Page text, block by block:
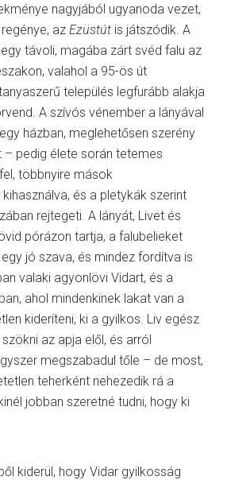
nagyjából ugyanoda vezet,
az Ezüstút is játszódik. A
távoli, magába zárt svéd falu az
valahol a 95-ös út
település legfurább alakja
A szívós vénember a lányával
házban, meglehetősen szerény
pedig élete során tetemes
többnyire mások
és a pletykák szerint
rejtegeti. A lányát, Livet és
pórázon tartja, a falubelieket
jó szava, és mindez fordítva is
valaki agyonlövi Vidart, és a
ahol mindenkinek lakat van a
kideríteni, ki a gyilkos. Liv egész
az apja elől, és arról
megszabadul tőle – de most,
teherként nehezedik rá a
jobban szeretné tudni, hogy ki
kiderül, hogy Vidar gyilkosság